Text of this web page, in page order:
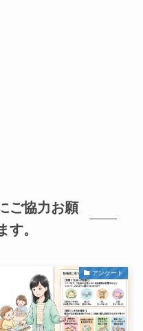
ご協力お願
す。
アンケート